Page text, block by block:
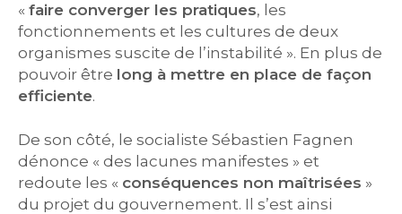
« faire converger les pratiques, les
fonctionnements et les cultures de deux
organismes suscite de l’instabilité ». En plus de
pouvoir être long à mettre en place de façon
efficiente.
De son côté, le socialiste Sébastien Fagnen
dénonce « des lacunes manifestes » et
redoute les « conséquences non maîtrisées »
du projet du gouvernement. Il s’est ainsi